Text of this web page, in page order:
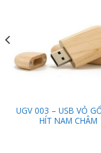
UGV 003 – USB VỎ
HÍT NAM CHÂM